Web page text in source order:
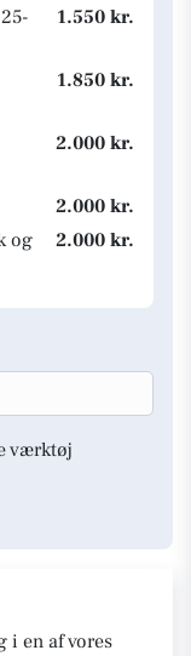
1.550 kr.
1.850 kr.
2.000 kr.
2.000 kr.
og
2.000 kr.
værktøj
i en af vores